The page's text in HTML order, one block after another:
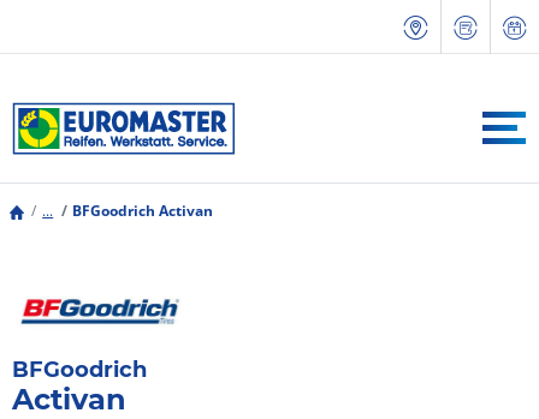
... BFGoodrich Activan
BFGoodrich
Activan